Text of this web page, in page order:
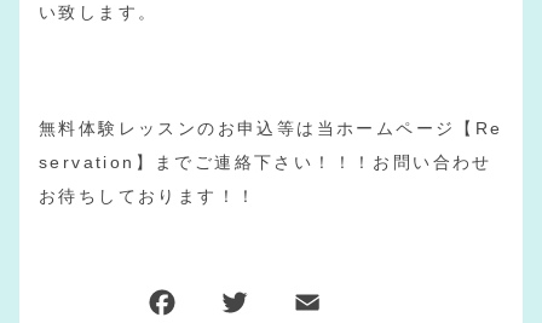
い致します。
無料体験レッスンのお申込等は当ホームページ【Re
servation】までご連絡下さい！！！お問い合わせ
お待ちしております！！